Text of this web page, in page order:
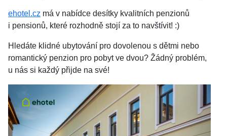
ehotel.cz má v nabídce desítky kvalitních penzionů
i pensionů, které rozhodně stojí za to navštívit! :)
Hledáte klidné ubytování pro dovolenou s dětmi nebo
romantický penzion pro pobyt ve dvou? Žádný problém,
u nás si každý přijde na své!